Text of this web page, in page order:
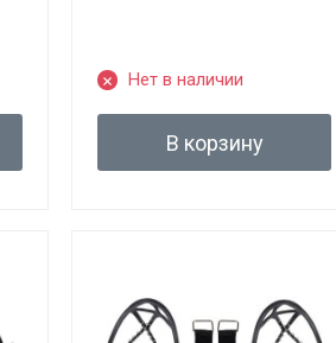
Нет в наличии
В корзину